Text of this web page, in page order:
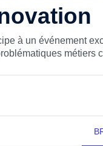
à un événement
métiers